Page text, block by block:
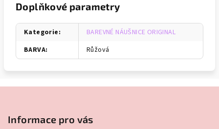
Doplňkové parametry
Kategorie:
BAREVNÉ NÁUŠNICE ORIGINAL
BARVA: Růžová
Informace pro vás